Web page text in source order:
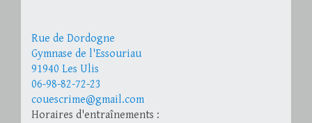
Rue de Dordogne
Gymnase de l'Essouriau
91940 Les Ulis
06-98-82-72-23
couescrime@gmail.com
Horaires d'entraînements :